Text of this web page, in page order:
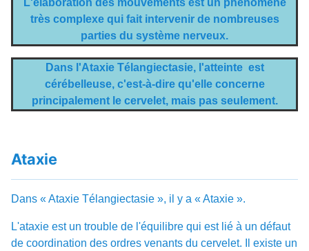
L'élaboration des mouvements est un phénomène
très complexe qui fait intervenir de nombreuses
parties du système nerveux.
Dans l'Ataxie Télangiectasie, l'atteinte est
cérébelleuse, c'est-à-dire qu'elle concerne
principalement le cervelet, mais pas seulement.
Ataxie
Dans « Ataxie Télangiectasie », il y a « Ataxie ».
L'ataxie est un trouble de l'équilibre qui est lié à un défaut
de coordination des ordres venants du cervelet. Il existe un